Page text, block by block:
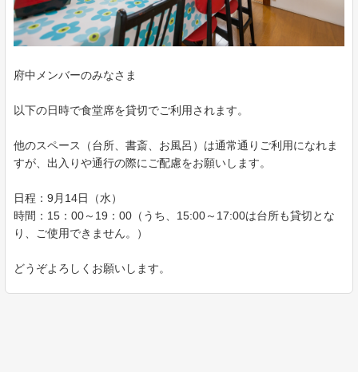
府中メンバーのみなさま
以下の日時で食堂席を貸切でご利用されます。
他のスペース（台所、書斎、お風呂）は通常通りご利用になれま
すが、出入りや通行の際にご配慮をお願いします。
日程：9月14日（水）
時間：15：00～19：00（うち、15:00～17:00は台所も貸切とな
り、ご使用できません。）
どうぞよろしくお願いします。